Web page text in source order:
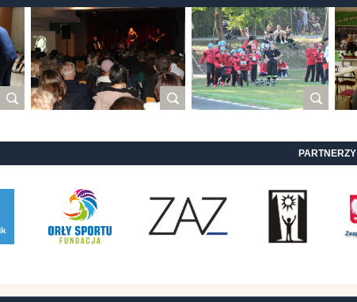
PARTNERZY